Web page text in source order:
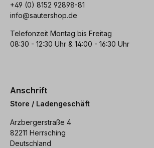
+49 (0) 8152 92898-81
info@sautershop.de
Telefonzeit Montag bis Freitag
08:30 - 12:30 Uhr & 14:00 - 16:30 Uhr
Anschrift
Store / Ladengeschäft
Arzbergerstraße 4
82211 Herrsching
Deutschland